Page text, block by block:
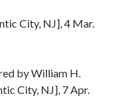
City, NJ], 4 Mar.
by William H.
City, NJ], 7 Apr.